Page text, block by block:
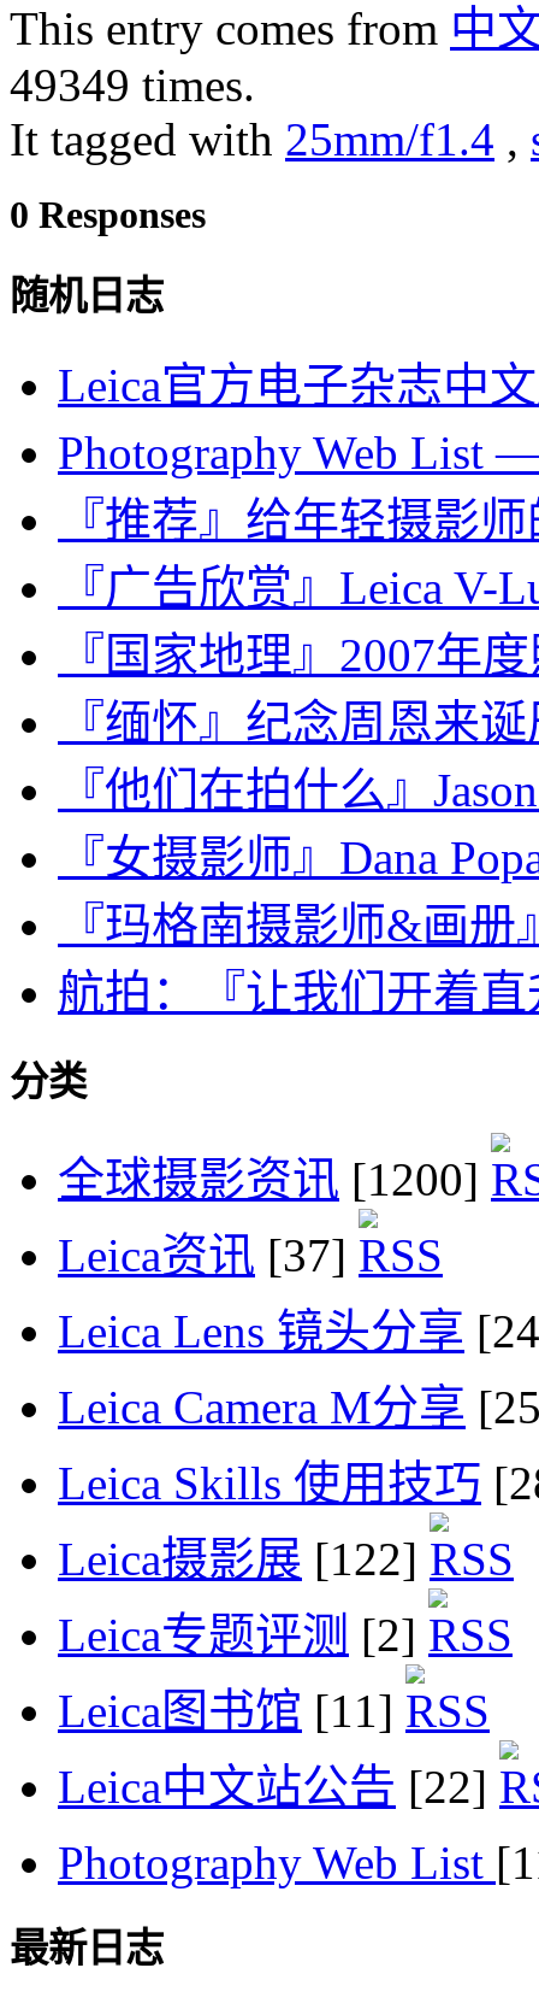
This entry comes from 中
49349 times.
It tagged with 25mm/f1.4 ,
0 Responses
随机日志
Leica官方电子杂志中
Photography Web List
『推荐』给年轻摄影
『广告欣赏』Leica V-
『国家地理』2007年
『缅怀』纪念周恩来
『他们在拍什么』
『女摄影师』Dana
『玛格南摄影师&画册
航拍：『让我们开着
分类
全球摄影资讯 [1200]
Leica资讯 [37]
Leica Lens 镜头分享
Leica Camera M分享
Leica Skills 使用技巧
Leica摄影展 [122]
Leica专题评测 [2]
Leica图书馆 [11]
Leica中文站公告 [22]
Photography Web List
最新日志